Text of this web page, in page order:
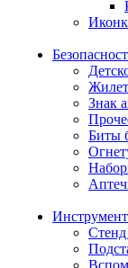
Знак
Биты